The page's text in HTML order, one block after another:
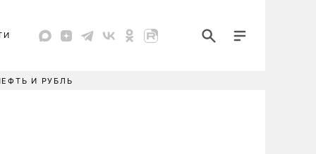
И РУБЛЬ